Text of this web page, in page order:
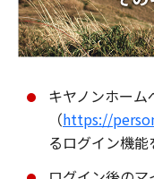
キヤノンホー
（https://
るログイン機能